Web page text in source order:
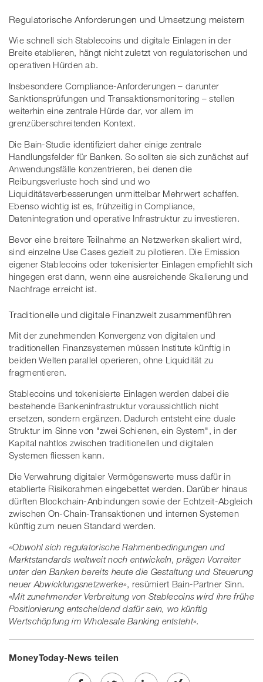
Regulatorische Anforderungen und Umsetzung meistern
Wie schnell sich Stablecoins und digitale Einlagen in der
Breite etablieren, hängt nicht zuletzt von regulatorischen und
operativen Hürden ab.
Insbesondere Compliance-Anforderungen – darunter
Sanktionsprüfungen und Transaktionsmonitoring – stellen
weiterhin eine zentrale Hürde dar, vor allem im
grenzüberschreitenden Kontext.
Die Bain-Studie identifiziert daher einige zentrale
Handlungsfelder für Banken. So sollten sie sich zunächst auf
Anwendungsfälle konzentrieren, bei denen die
Reibungsverluste hoch sind und wo
Liquiditätsverbesserungen unmittelbar Mehrwert schaffen.
Ebenso wichtig ist es, frühzeitig in Compliance,
Datenintegration und operative Infrastruktur zu investieren.
Bevor eine breitere Teilnahme an Netzwerken skaliert wird,
sind einzelne Use Cases gezielt zu pilotieren. Die Emission
eigener Stablecoins oder tokenisierter Einlagen empfiehlt sich
hingegen erst dann, wenn eine ausreichende Skalierung und
Nachfrage erreicht ist.
Traditionelle und digitale Finanzwelt zusammenführen
Mit der zunehmenden Konvergenz von digitalen und
traditionellen Finanzsystemen müssen Institute künftig in
beiden Welten parallel operieren, ohne Liquidität zu
fragmentieren.
Stablecoins und tokenisierte Einlagen werden dabei die
bestehende Bankeninfrastruktur voraussichtlich nicht
ersetzen, sondern ergänzen. Dadurch entsteht eine duale
Struktur im Sinne von "zwei Schienen, ein System", in der
Kapital nahtlos zwischen traditionellen und digitalen
Systemen fliessen kann.
Die Verwahrung digitaler Vermögenswerte muss dafür in
etablierte Risikorahmen eingebettet werden. Darüber hinaus
dürften Blockchain-Anbindungen sowie der Echtzeit-Abgleich
zwischen On-Chain-Transaktionen und internen Systemen
künftig zum neuen Standard werden.
«Obwohl sich regulatorische Rahmenbedingungen und
Marktstandards weltweit noch entwickeln, prägen Vorreiter
unter den Banken bereits heute die Gestaltung und Steuerung
neuer Abwicklungsnetzwerke», resümiert Bain-Partner Sinn.
«Mit zunehmender Verbreitung von Stablecoins wird ihre frühe
Positionierung entscheidend dafür sein, wo künftig
Wertschöpfung im Wholesale Banking entsteht».
MoneyToday-News teilen